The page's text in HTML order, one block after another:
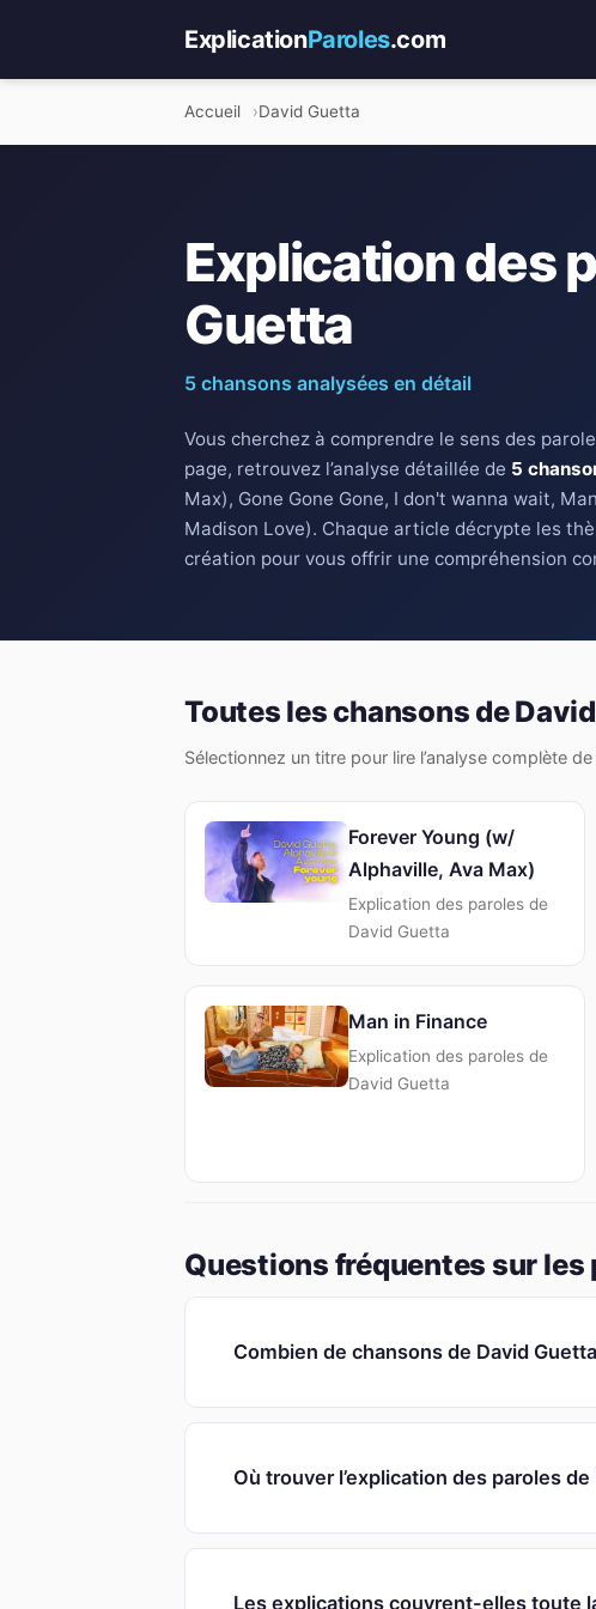
ExplicationParoles.com
Accueil David Guetta
Explication des
Guetta
5 chansons analysées en détail
Vous cherchez à comprendre le sens des
page, retrouvez l’analyse détaillée de 5
Max), Gone Gone Gone, I don't wanna wait,
Madison Love). Chaque article décrypte les
création pour vous offrir une compréhension
Toutes les chansons de
Sélectionnez un titre pour lire l’analyse complète
Forever Young (w/
Alphaville, Ava Max)
Explication des paroles de
David Guetta
Man in Finance
Explication des paroles de
David Guetta
Questions fréquentes sur les
Combien de chansons de David
Où trouver l’explication des paroles de
Les explications couvrent-elles toute